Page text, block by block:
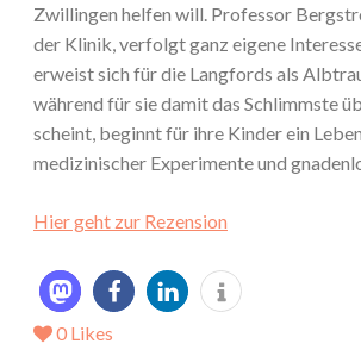
Zwillingen helfen will. Professor
der Klinik, verfolgt ganz eigene
erweist sich für die Langfords als
während für sie damit das Schlimmste
scheint, beginnt für ihre Kinder ein
medizinischer Experimente und
Hier geht zur Rezension
0 Likes